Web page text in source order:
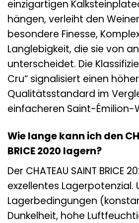
einzigartigen
hängen, verleiht den
besondere Finesse,
Langlebigkeit, die sie von
unterscheidet. Die
Cru“ signalisiert einen
Qualitätsstandard im
einfacheren Saint-Émilion-
Wie lange kann ich den
BRICE 2020 lagern?
Der CHATEAU SAINT BRICE
exzellentes
Lagerbedingungen
Dunkelheit, hohe